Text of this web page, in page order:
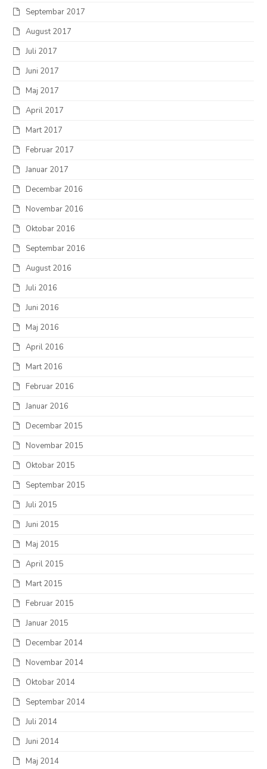
Septembar 2017
August 2017
Juli 2017
Juni 2017
Maj 2017
April 2017
Mart 2017
Februar 2017
Januar 2017
Decembar 2016
Novembar 2016
Oktobar 2016
Septembar 2016
August 2016
Juli 2016
Juni 2016
Maj 2016
April 2016
Mart 2016
Februar 2016
Januar 2016
Decembar 2015
Novembar 2015
Oktobar 2015
Septembar 2015
Juli 2015
Juni 2015
Maj 2015
April 2015
Mart 2015
Februar 2015
Januar 2015
Decembar 2014
Novembar 2014
Oktobar 2014
Septembar 2014
Juli 2014
Juni 2014
Maj 2014